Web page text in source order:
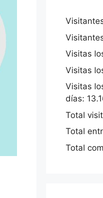
Visitas
Visitas
Visitas
días:
Total
Total
Total